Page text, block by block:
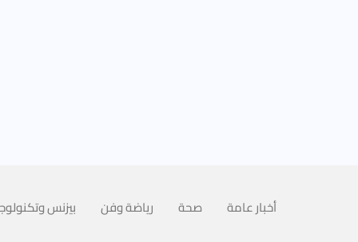
أخبار عامة صحة رياضة وفن بيزنس